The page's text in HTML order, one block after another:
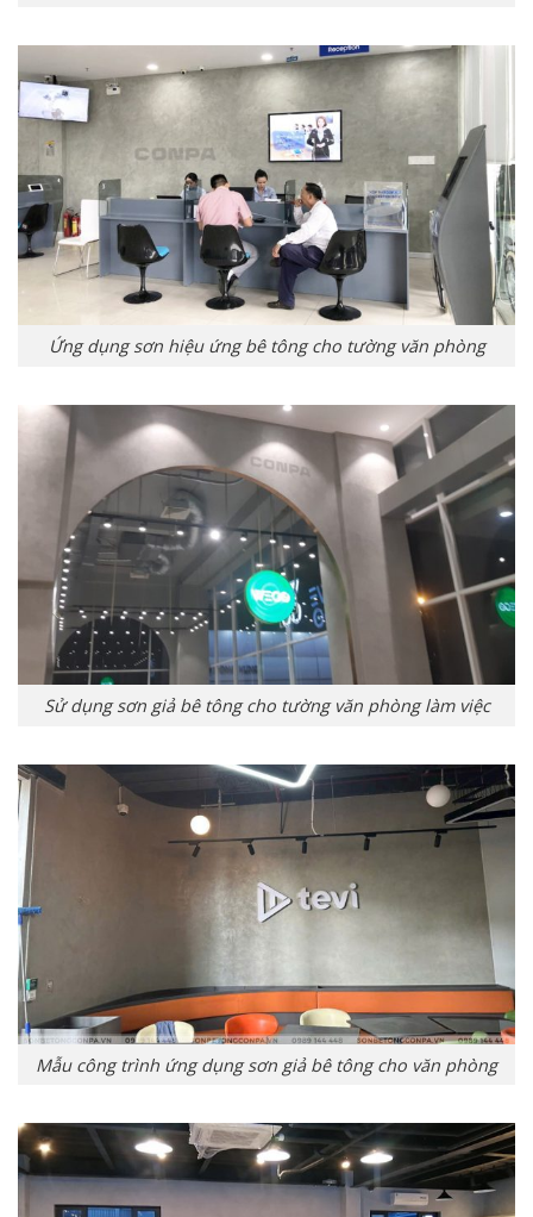
Ứng dụng sơn hiệu ứng bê tông cho tường văn phòng
Sử dụng sơn giả bê tông cho tường văn phòng làm việc
Mẫu công trình ứng dụng sơn giả bê tông cho văn phòng